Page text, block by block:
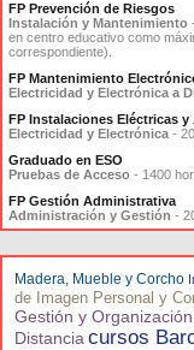
FP Prevención de Riesgos
Instalación y Mantenimiento
en centro educativo como
correspondiente).
FP Mantenimiento
Electricidad y Electrónica a
FP Instalaciones Eléctricas
Electricidad y Electrónica -
Graduado en ESO
Pruebas de Acceso - 1400
FP Gestión Administrativa
Administración y Gestión -
Madera, Mueble y Corcho
de Imagen Personal y
Gestión y
Distancia cursos